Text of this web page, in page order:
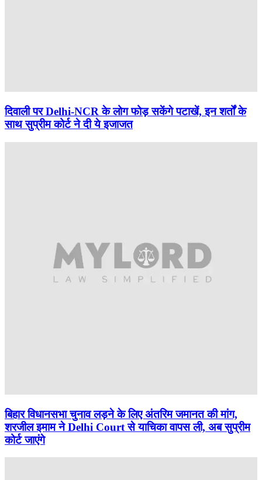
दिवाली पर Delhi-NCR के लोग फोड़ सकेंगे पटाखें, इन शर्तों के
साथ सुप्रीम कोर्ट ने दी ये इजाजत
बिहार विधानसभा चुनाव लड़ने के लिए अंतरिम जमानत की मांग,
शरजील इमाम ने Delhi Court से याचिका वापस ली, अब सुप्रीम
कोर्ट जाएंगे